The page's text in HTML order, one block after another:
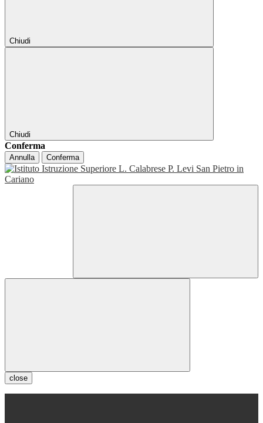
Chiudi
Chiudi
Conferma
Annulla Conferma
close